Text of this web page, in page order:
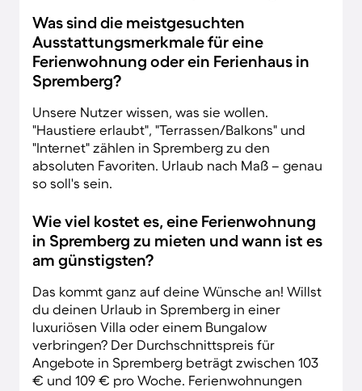
Was sind die meistgesuchten
Ausstattungsmerkmale für eine
Ferienwohnung oder ein Ferienhaus in
Spremberg?
Unsere Nutzer wissen, was sie wollen.
"Haustiere erlaubt", "Terrassen/Balkons" und
"Internet" zählen in Spremberg zu den
absoluten Favoriten. Urlaub nach Maß – genau
so soll's sein.
Wie viel kostet es, eine Ferienwohnung
in Spremberg zu mieten und wann ist es
am günstigsten?
Das kommt ganz auf deine Wünsche an! Willst
du deinen Urlaub in Spremberg in einer
luxuriösen Villa oder einem Bungalow
verbringen? Der Durchschnittspreis für
Angebote in Spremberg beträgt zwischen 103
€ und 109 € pro Woche. Ferienwohnungen